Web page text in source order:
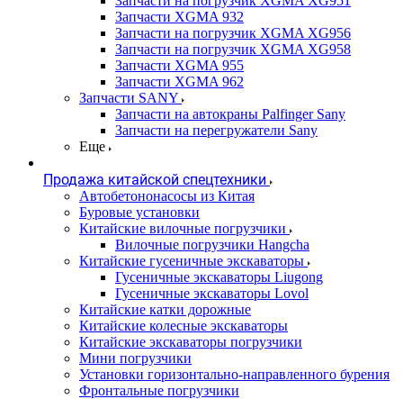
Запчасти XGMA 932
Запчасти на погрузчик XGMA XG956
Запчасти на погрузчик XGMA XG958
Запчасти XGMA 955
Запчасти XGMA 962
Запчасти SANY
Запчасти на автокраны Palfinger Sany
Запчасти на перегружатели Sany
Еще
Продажа китайской спецтехники
Автобетононасосы из Китая
Буровые установки
Китайские вилочные погрузчики
Вилочные погрузчики Hangcha
Китайские гусеничные экскаваторы
Гусеничные экскаваторы Liugong
Гусеничные экскаваторы Lovol
Китайские катки дорожные
Китайские колесные экскаваторы
Китайские экскаваторы погрузчики
Мини погрузчики
Установки горизонтально-направленного бурения
Фронтальные погрузчики